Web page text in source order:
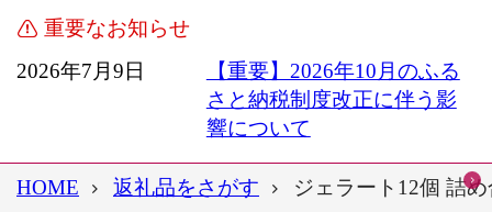
重要なお知らせ
2026年7月9日
【重要】2026年10月のふる
さと納税制度改正に伴う影
響について
HOME 返礼品をさがす ジェラート12個 詰